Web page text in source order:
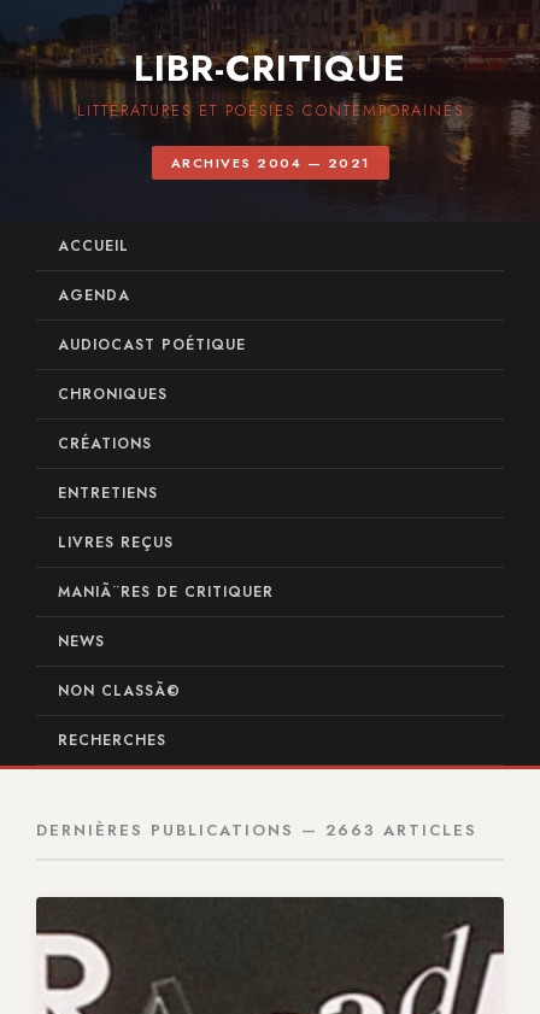
LIBR-CRITIQUE
LITTÉRATURES ET POÉSIES CONTEMPORAINES
ARCHIVES 2004 — 2021
ACCUEIL
AGENDA
AUDIOCAST POÉTIQUE
CHRONIQUES
CRÉATIONS
ENTRETIENS
LIVRES REÇUS
MANIÃ¨RES DE CRITIQUER
NEWS
NON CLASSÃ©
RECHERCHES
DERNIÈRES PUBLICATIONS — 2663 ARTICLES